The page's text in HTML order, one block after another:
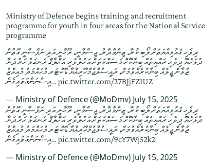
Ministry of Defence begins training and recruitment
programme for youth in four areas for the National Service
programme
ދިވެހި ޤައުމިއްޔަތަށް ލޯބި ކުރާ، ޒިންމާދާރު، ޖިސްމާނީ، ރޫހާނީ އަދި ނަފްސާނީ ގޮތުން
ދުޅަހެޔޮ ދިވެހި ރައްޔިތެއް ބިނާކޮށް މަސައްކަތަށް އަހުލުވެރި އަޚްލާޤް ރަނގަޅު ހަރުދަނާ
ޒުވާން ޖީލެއް ބިނާކުރެއްވުމަށް، ރައީސުލްޖުމްހޫރިއްޔާ ޑޮކްޓަރ މުޙައްމަދު މުޢިއްޒު
އިސްނަންގަވައިގެން… pic.twitter.com/27BJjFZ1UZ
— Ministry of Defence (@MoDmv) July 15, 2025
ދިވެހި ޤައުމިއްޔަތަށް ލޯބި ކުރާ، ޒިންމާދާރު، ޖިސްމާނީ، ރޫހާނީ އަދި ނަފްސާނީ ގޮތުން
ދުޅަހެޔޮ ދިވެހި ރައްޔިތެއް ބިނާކޮށް މަސައްކަތަށް އަހުލުވެރި އަޚްލާޤް ރަނގަޅު ހަރުދަނާ
ޒުވާން ޖީލެއް ބިނާކުރެއްވުމަށް، ރައީސުލްޖުމްހޫރިއްޔާ ޑޮކްޓަރ މުޙައްމަދު މުޢިއްޒު
އިސްނަންގަވައިގެން… pic.twitter.com/9cY7Wj52k2
— Ministry of Defence (@MoDmv) July 15, 2025